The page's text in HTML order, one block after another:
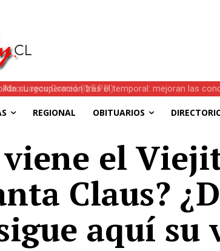
su recuperación tras el temporal: mejoran las
REGIONAL OBITUARIOS
el
Claus?
aquí su